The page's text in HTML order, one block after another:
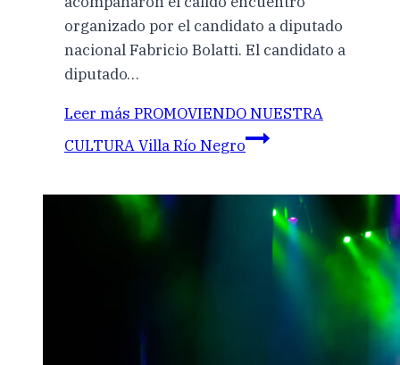
organizado por el candidato a diputado
nacional Fabricio Bolatti. El candidato a
diputado…
Leer más PROMOVIENDO NUESTRA
CULTURA Villa Río Negro